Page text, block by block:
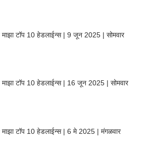
टॉप 10 हेडलाईन्स | 9 जून 2025 | सोमवार
टॉप 10 हेडलाईन्स | 16 जून 2025 | सोमवार
टॉप 10 हेडलाईन्स | 6 मे 2025 | मंगळवार